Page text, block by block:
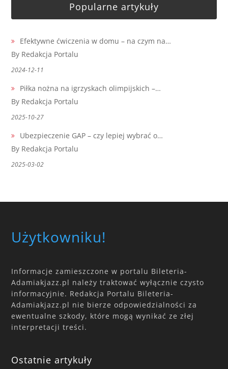
Popularne artykuły
Efektywne ćwiczenia w domu – na czym na…
By Redakcja Portalu
2024-12-11
Piłka nożna na igrzyskach olimpijskich –…
By Redakcja Portalu
2025-10-27
Ubezpieczenie GAP – czy lepiej wybrać o…
By Redakcja Portalu
2025-03-02
Użytkowniku!
Informacje zamieszczone w portalu Bileteria-
Adamiakjazz.pl należy traktować wyłącznie czysto
informacyjnie. Redakcja Portalu Bileteria-
Adamiakjazz.pl nie bierze odpowiedzialności za
ewentualne szkody, które mogą wynikać ze złej
interpretacji treści.
Ostatnie artykuły